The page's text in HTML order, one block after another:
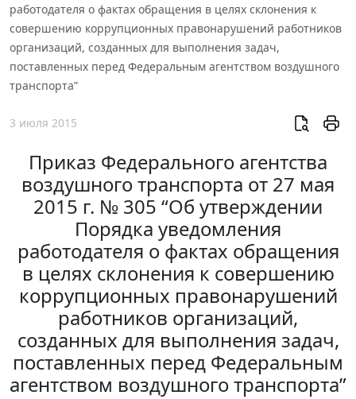
работодателя о фактах обращения в целях склонения к
совершению коррупционных правонарушений работников
организаций, созданных для выполнения задач,
поставленных перед Федеральным агентством воздушного
транспорта”
3 июля 2015
Приказ Федерального агентства
воздушного транспорта от 27 мая
2015 г. № 305 “Об утверждении
Порядка уведомления
работодателя о фактах обращения
в целях склонения к совершению
коррупционных правонарушений
работников организаций,
созданных для выполнения задач,
поставленных перед Федеральным
агентством воздушного транспорта”